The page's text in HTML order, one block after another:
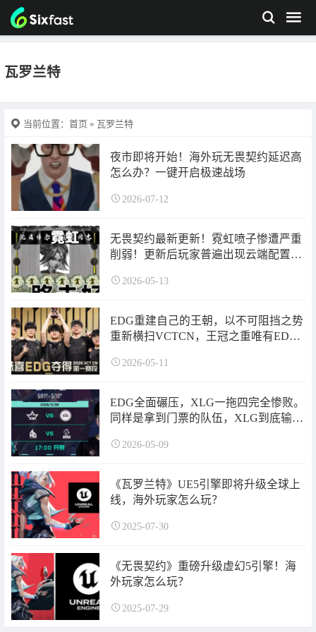
瓦罗兰特
当前位置： 首页 » 瓦罗兰特
夜市即将开始！海外玩无畏契约延迟高
怎么办？一键开启极速战场
2026-07-12
无畏契约最新更新！霓虹喷子惨遭严重
削弱！更新后玩家普遍出现云端配置报
2026-05-13
EDG重建自己的王朝，以不可阻挡之势
重新横扫VCTCN，王冠之重唯有EDG
2026-05-11
EDG全面碾压，XLG一拖四完全惨败。
同样是拿到门票的队伍，XLG到底输在
2026-05-09
《瓦罗兰特》UE5引擎即将升级全球上
线，海外玩家怎么玩？
2025-07-30
《无畏契约》重磅升级虚幻5引擎！海
外玩家怎么玩？
2025-07-29